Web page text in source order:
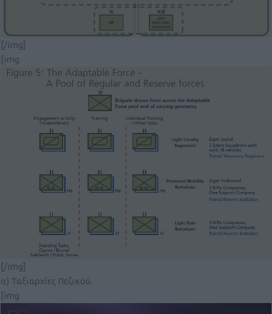
[/img]
[img
[/img]
α) Ταξιαρχίες Πεζικού.
[img